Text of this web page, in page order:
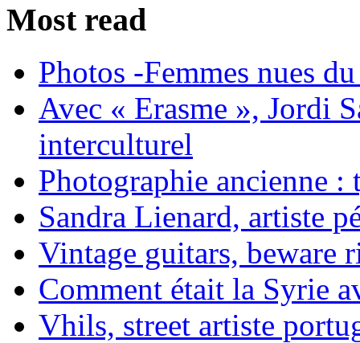
Most read
Photos -Femmes nues
Avec « Erasme », Jordi
interculturel
Photographie ancienne :
Sandra Lienard, artiste
Vintage guitars, beware
Comment était la Syrie
Vhils, street artiste